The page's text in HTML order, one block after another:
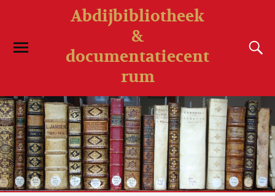
Abdijbibliotheek
&
documentatiecent
rum